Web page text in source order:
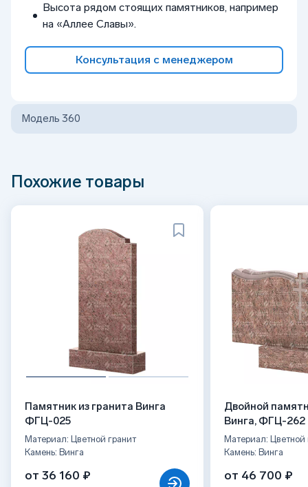
Высота рядом стоящих памятников, например
на «Аллее Славы».
Консультация с менеджером
Модель 360
Похожие товары
Памятник из гранита Винга
ФГЦ-025
Материал: Цветной гранит
Камень: Винга
от 36 160 ₽
Двойной
Винга, ФГЦ-262
Материал: Цветной
Камень: Винга
от 46 700 ₽